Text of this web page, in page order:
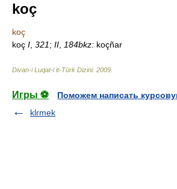
koç
koç
koç I 321; II 184bkz: koçñar
Divan-i Luqat-i it-Türk Dizini. 2009
Игры ⚽
Поможем написать
klrmek